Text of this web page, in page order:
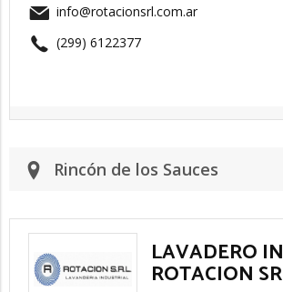
info@rotacionsrl.com.ar
(299) 6122377
Rincón de los Sauces
LAVADERO
ROTACION